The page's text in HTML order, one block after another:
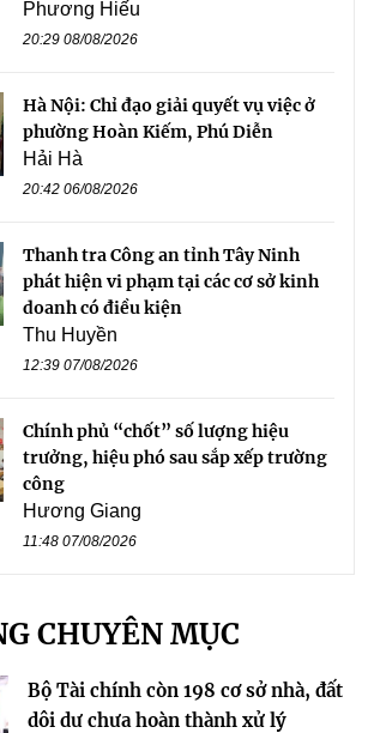
Phương Hiếu
20:29 08/08/2026
Hà Nội: Chỉ đạo giải quyết vụ việc ở
phường Hoàn Kiếm, Phú Diễn
Hải Hà
20:42 06/08/2026
Thanh tra Công an tỉnh Tây Ninh
phát hiện vi phạm tại các cơ sở kinh
doanh có điều kiện
Thu Huyền
12:39 07/08/2026
Chính phủ “chốt” số lượng hiệu
trưởng, hiệu phó sau sắp xếp trường
công
Hương Giang
11:48 07/08/2026
CHUYÊN MỤC
Bộ Tài chính còn 198 cơ sở nhà, đất
dôi dư chưa hoàn thành xử lý